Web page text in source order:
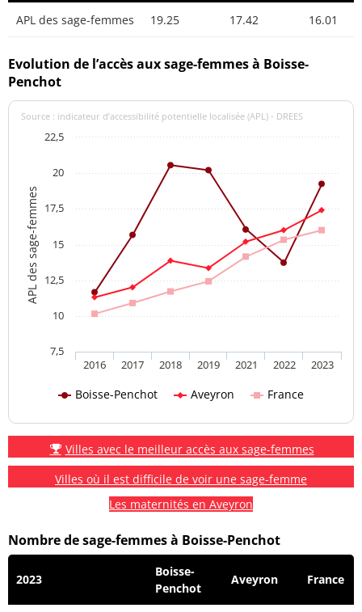
APL des sage-femmes 19.25 17.42 16.01
Evolution de l’accès aux sage-femmes à Boisse-
Penchot
APL des sage-femmes
Source : indicateur d’accessibilité potentielle localisée (APL) - DREES
Boisse-Penchot Aveyron France
2016 2017 2018 2019 2021 2022 2023
7,5
10
12,5
15
17,5
20
22,5
Villes avec le meilleur accès aux sage-femmes
Villes où il est difficile de voir une sage-femme
Les maternités en Aveyron
Nombre de sage-femmes à Boisse-Penchot
2023
Boisse-
Penchot
Aveyron France